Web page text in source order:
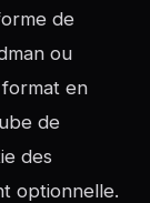
de
ou
en
de
des
optionnelle.